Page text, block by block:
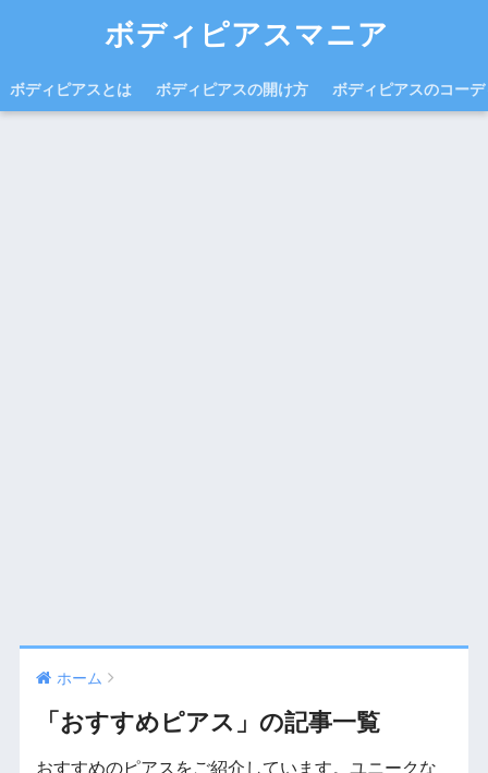
ボディピアスマニア
ボディピアスとは ボディピアスの開け方 ボディピアスのコー
ホーム
「おすすめピアス」の記事一覧
おすすめのピアスをご紹介しています。ユニークな